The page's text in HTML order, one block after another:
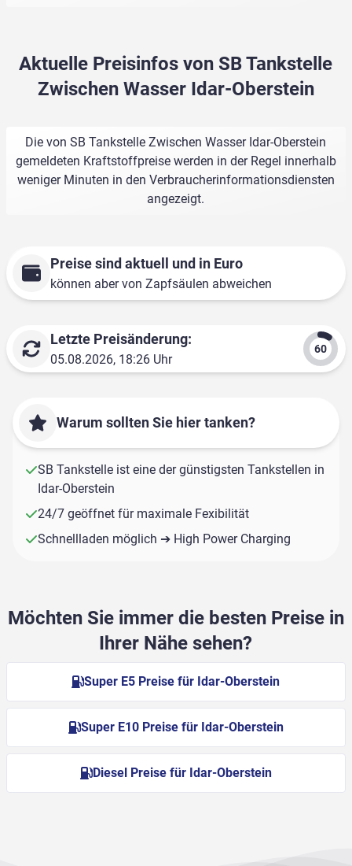
Aktuelle Preisinfos von SB Tankstelle
Zwischen Wasser Idar-Oberstein
Die von SB Tankstelle Zwischen Wasser Idar-Oberstein
gemeldeten Kraftstoffpreise werden in der Regel innerhalb
weniger Minuten in den Verbraucherinformationsdiensten
angezeigt.
Preise sind aktuell und in Euro
können aber von Zapfsäulen abweichen
Letzte Preisänderung:
05.08.2026, 18:26 Uhr
Warum sollten Sie hier tanken?
SB Tankstelle ist eine der günstigsten Tankstellen in
Idar-Oberstein
24/7 geöffnet für maximale Fexibilität
Schnellladen möglich ➔ High Power Charging
Möchten Sie immer die besten Preise in
Ihrer Nähe sehen?
Super E5 Preise für Idar-Oberstein
Super E10 Preise für Idar-Oberstein
Diesel Preise für Idar-Oberstein